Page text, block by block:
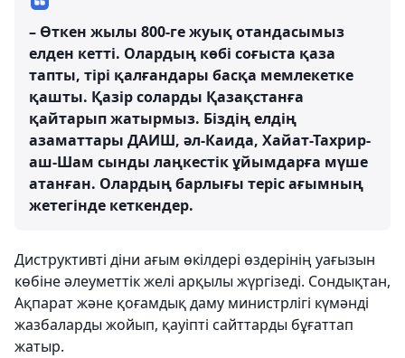
– Өткен жылы 800-ге жуық отандасымыз
елден кетті. Олардың көбі соғыста қаза
тапты, тірі қалғандары басқа мемлекетке
қашты. Қазір соларды Қазақстанға
қайтарып жатырмыз. Біздің елдің
азаматтары ДАИШ, әл-Каида, Хайат-Тахрир-
аш-Шам сынды лаңкестік ұйымдарға мүше
атанған. Олардың барлығы теріс ағымның
жетегінде кеткендер.
Диструктивті діни ағым өкілдері өздерінің уағызын
көбіне әлеуметтік желі арқылы жүргізеді. Сондықтан,
Ақпарат және қоғамдық даму министрлігі күмәнді
жазбаларды жойып, қауіпті сайттарды бұғаттап
жатыр.